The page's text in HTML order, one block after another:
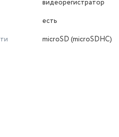
видеорегистратор
есть
microSD (microSDHC)